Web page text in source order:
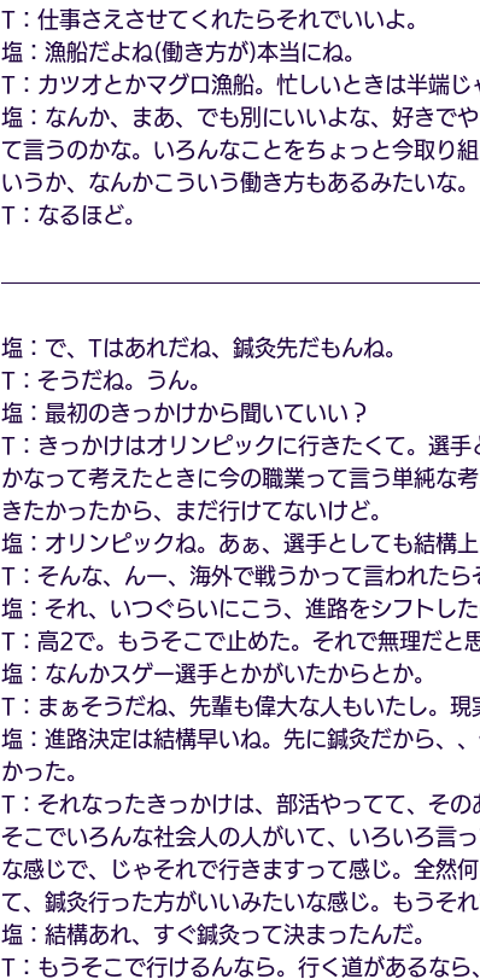
T：仕事さえさせてくれたらそれでいいよ。
塩：漁船だよね(働き方が)本当にね。
T：カツオとかマグロ漁船。忙しいときは半端じ
塩：なんか、まあ、でも別にいいよな、好きで
て言うのかな。いろんなことをちょっと今取り
いうか、なんかこういう働き方もあるみたいな。
T：なるほど。
塩：で、Tはあれだね、鍼灸先だもんね。
T：そうだね。うん。
塩：最初のきっかけから聞いていい？
T：きっかけはオリンピックに行きたくて。選
かなって考えたときに今の職業って言う単純な
きたかったから、まだ行けてないけど。
塩：オリンピックね。あぁ、選手としても結構
T：そんな、んー、海外で戦うかって言われたら
塩：それ、いつぐらいにこう、進路をシフトした
T：高2で。もうそこで止めた。それで無理だと
塩：なんかスゲー選手とかがいたからとか。
T：まぁそうだね、先輩も偉大な人もいたし。現
塩：進路決定は結構早いね。先に鍼灸だから、
かった。
T：それなったきっかけは、部活やってて、その
そこでいろんな社会人の人がいて、いろいろ言
な感じで、じゃそれで行きますって感じ。全然
て、鍼灸行った方がいいみたいな感じ。もうそ
塩：結構あれ、すぐ鍼灸って決まったんだ。
T：もうそこで行けるんなら。行く道があるなら